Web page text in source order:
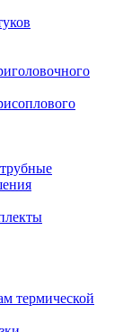
термической